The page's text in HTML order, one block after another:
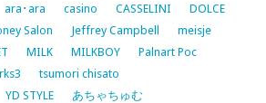
ara･ara casino CASSELINI
DOLCE
Salon Jeffrey Campbell
meisje
MILK MILKBOY
Palnart Poc
tsumori chisato
YD STYLE
あちゃちゅむ